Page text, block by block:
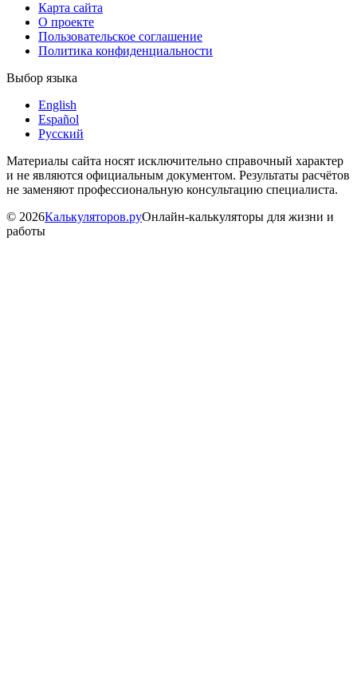
Карта сайта
О проекте
Пользовательское соглашение
Политика конфиденциальности
Выбор языка
English
Español
Русский
Материалы сайта носят исключительно справочный характер
и не являются официальным документом. Результаты расчётов
не заменяют профессиональную консультацию специалиста.
© 2026Калькуляторов.руОнлайн-калькуляторы для жизни и
работы